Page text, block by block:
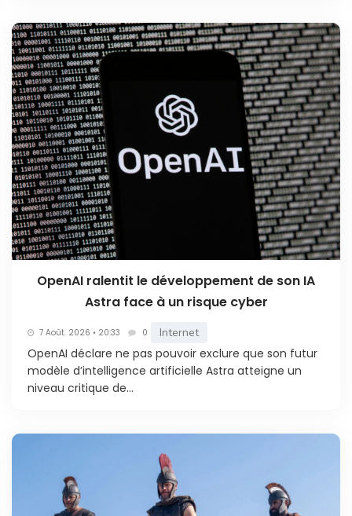
OpenAI ralentit le développement de son IA
Astra face à un risque cyber
7 Août. 2026 • 20:33 0 Internet
OpenAI déclare ne pas pouvoir exclure que son futur
modèle d’intelligence artificielle Astra atteigne un
niveau critique de...